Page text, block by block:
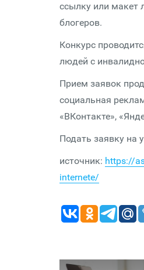
ссылку или макет
блогеров.
Конкурс
людей с
Прием заявок
социальная
«ВКонтакте»,
Подать заявку на
источник: https://
internete/